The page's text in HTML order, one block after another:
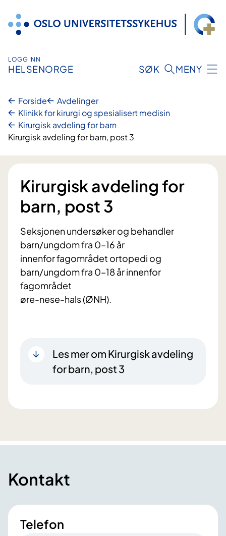
innhold
LOGG INN
HELSENORGE SØK MENY
Forside
Avdelinger
Klinikk for kirurgi og spesialisert medisin
Kirurgisk avdeling for barn
Kirurgisk avdeling for barn, post 3
Kirurgisk avdeling for
barn, post 3
Seksjonen undersøker og behandler
barn/ungdom fra 0–16 år
innenfor fagområdet ortopedi og
barn/ungdom fra 0–18 år innenfor
fagområdet
øre-nese-hals (ØNH).
Les mer om Kirurgisk avdeling
for barn, post 3
Kontakt
Telefon